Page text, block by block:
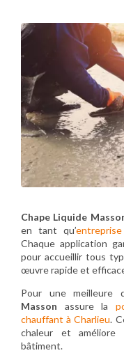
Chape Liquide
en tant qu’
Chaque application
pour accueillir tous
œuvre rapide et
Pour une meilleure
Masson assure la
chauffant à Charlieu.
chaleur et améliore
bâtiment.